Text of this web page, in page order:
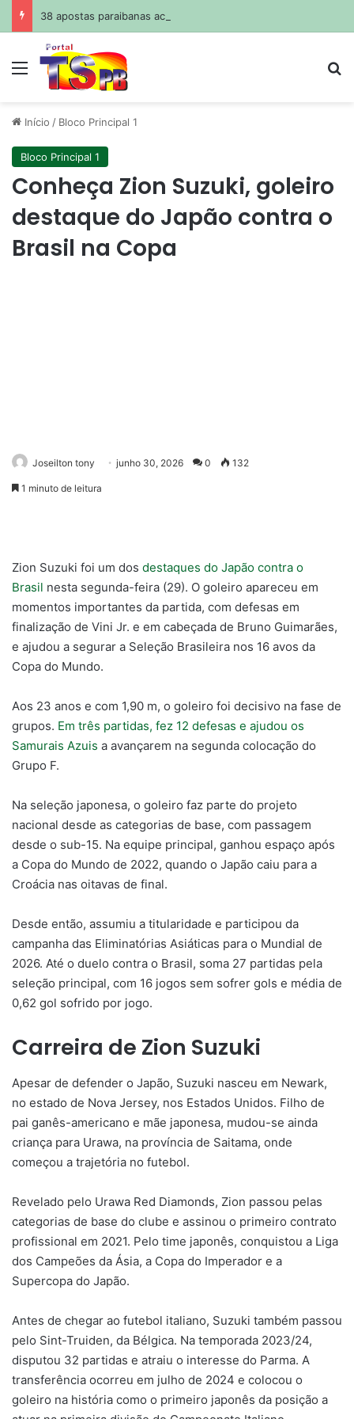
38 apostas paraibanas acertam a quadra da Mega-Sena
Menu
Início / Bloco Principal 1
Bloco Principal 1
Conheça Zion Suzuki, goleiro
destaque do Japão contra o
Brasil na Copa
Joseilton tony junho 30, 2026 0 132
1 minuto de leitura
Zion Suzuki foi um dos destaques do Japão contra o
Brasil nesta segunda-feira (29). O goleiro apareceu em
momentos importantes da partida, com defesas em
finalização de Vini Jr. e em cabeçada de Bruno Guimarães,
e ajudou a segurar a Seleção Brasileira nos 16 avos da
Copa do Mundo.
Aos 23 anos e com 1,90 m, o goleiro foi decisivo na fase de
grupos. Em três partidas, fez 12 defesas e ajudou os
Samurais Azuis a avançarem na segunda colocação do
Grupo F.
Na seleção japonesa, o goleiro faz parte do projeto
nacional desde as categorias de base, com passagem
desde o sub-15. Na equipe principal, ganhou espaço após
a Copa do Mundo de 2022, quando o Japão caiu para a
Croácia nas oitavas de final.
Desde então, assumiu a titularidade e participou da
campanha das Eliminatórias Asiáticas para o Mundial de
2026. Até o duelo contra o Brasil, soma 27 partidas pela
seleção principal, com 16 jogos sem sofrer gols e média de
0,62 gol sofrido por jogo.
Carreira de Zion Suzuki
Apesar de defender o Japão, Suzuki nasceu em Newark,
no estado de Nova Jersey, nos Estados Unidos. Filho de
pai ganês-americano e mãe japonesa, mudou-se ainda
criança para Urawa, na província de Saitama, onde
começou a trajetória no futebol.
Revelado pelo Urawa Red Diamonds, Zion passou pelas
categorias de base do clube e assinou o primeiro contrato
profissional em 2021. Pelo time japonês, conquistou a Liga
dos Campeões da Ásia, a Copa do Imperador e a
Supercopa do Japão.
Antes de chegar ao futebol italiano, Suzuki também passou
pelo Sint-Truiden, da Bélgica. Na temporada 2023/24,
disputou 32 partidas e atraiu o interesse do Parma. A
transferência ocorreu em julho de 2024 e colocou o
goleiro na história como o primeiro japonês da posição a